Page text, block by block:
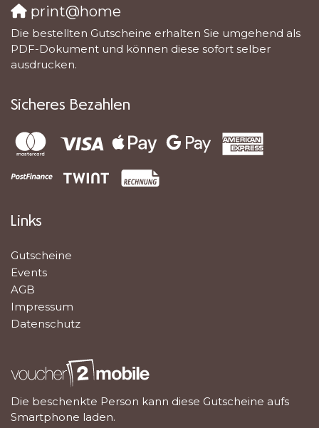
print@home
Die bestellten Gutscheine erhalten Sie umgehend als
PDF-Dokument und können diese sofort selber
ausdrucken.
Sicheres Bezahlen
Links
Gutscheine
Events
AGB
Impressum
Datenschutz
Die beschenkte Person kann diese Gutscheine aufs
Smartphone laden.